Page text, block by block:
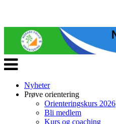
Veksle
navigasjon
Nyheter
Prøve orientering
Orienteringskurs 2026
Bli medlem
Kurs og coaching